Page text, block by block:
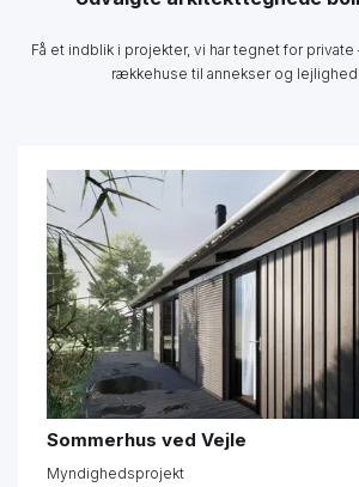
Få et indblik i projekter, vi har tegnet for
rækkehuse til annekser og
Sommerhus ved Vejle
Myndighedsprojekt